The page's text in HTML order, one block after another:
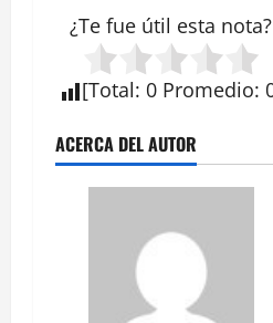
¿Te fue útil esta nota?
[Total: 0 Promedio:
ACERCA DEL AUTOR